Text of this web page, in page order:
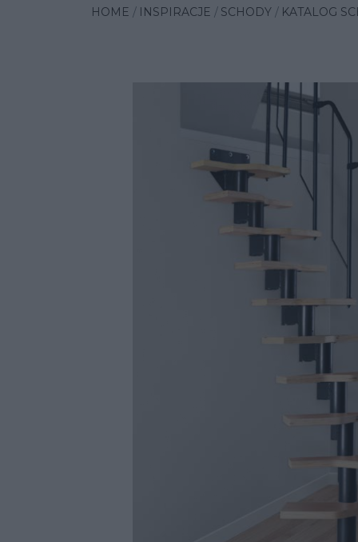
HOME INSPIRACJE SCHODY KATALOG